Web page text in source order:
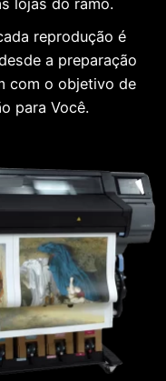
lojas do ramo.
reprodução é
a preparação
com o objetivo de
para Você.